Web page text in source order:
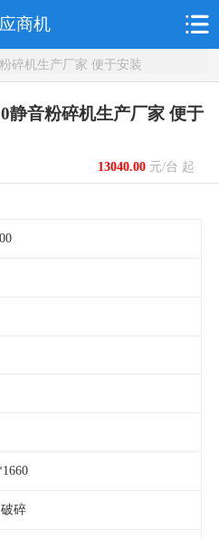
商机
碎机生产厂家 便于安装
静音粉碎机生产厂家 便于
13040.00元/台 起
碎